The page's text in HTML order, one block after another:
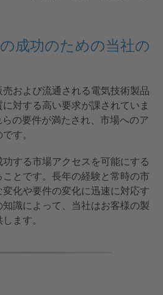
成功のための当社の
および流通される電気技術製品
対する高い要求が課されていま
の要件が満たされ、市場へのア
す。
する市場アクセスを可能にする
とです。長年の経験と常時の市
化や要件の変化に迅速に対応す
識によって、当社はお客様の製
ます。